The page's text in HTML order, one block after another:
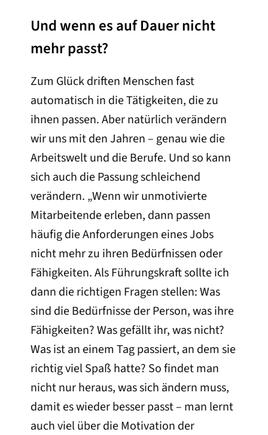
Und wenn es auf Dauer nicht
mehr passt?
Zum Glück driften Menschen fast
automatisch in die Tätigkeiten, die zu
ihnen passen. Aber natürlich verändern
wir uns mit den Jahren – genau wie die
Arbeitswelt und die Berufe. Und so kann
sich auch die Passung schleichend
verändern. „Wenn wir unmotivierte
Mitarbeitende erleben, dann passen
häufig die Anforderungen eines Jobs
nicht mehr zu ihren Bedürfnissen oder
Fähigkeiten. Als Führungskraft sollte ich
dann die richtigen Fragen stellen: Was
sind die Bedürfnisse der Person, was ihre
Fähigkeiten? Was gefällt ihr, was nicht?
Was ist an einem Tag passiert, an dem sie
richtig viel Spaß hatte? So findet man
nicht nur heraus, was sich ändern muss,
damit es wieder besser passt – man lernt
auch viel über die Motivation der